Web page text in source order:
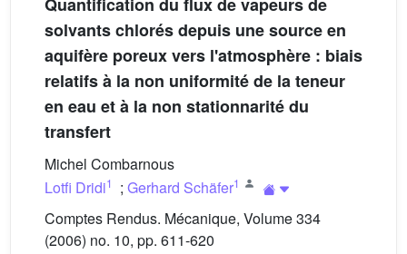
solvants chlorés depuis une source en
aquifère poreux vers l'atmosphère : biais
relatifs à la non uniformité de la teneur
en eau et à la non stationnarité du
transfert
Michel Combarnous
Lotfi Dridi1 ; Gerhard Schäfer1
Comptes Rendus. Mécanique, Volume 334
(2006) no. 10, pp. 611-620